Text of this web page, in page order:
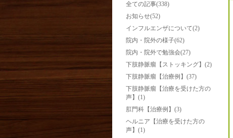
全ての記事(338)
お知らせ(52)
インフルエンザについて(2)
院内・院外の様子(62)
院内・院外で勉強会(27)
下肢静脈瘤【ストッキング】(2)
下肢静脈瘤【治療例】(37)
下肢静脈瘤【治療を受けた方の
声】(1)
肛門科【治療例】(3)
ヘルニア【治療を受けた方の
声】(1)